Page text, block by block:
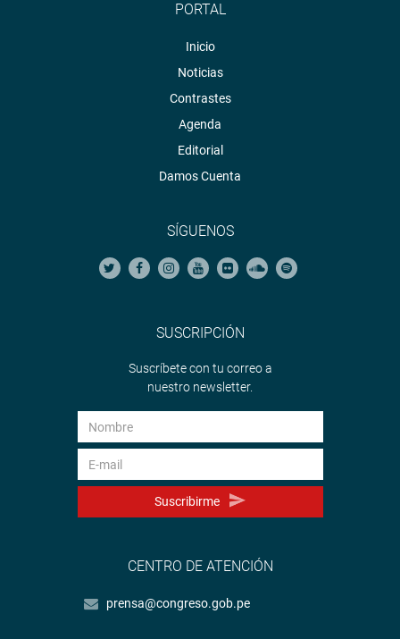
PORTAL
Inicio
Noticias
Contrastes
Agenda
Editorial
Damos Cuenta
SÍGUENOS
SUSCRIPCIÓN
Suscríbete con tu correo a
nuestro newsletter.
Suscribirme
CENTRO DE ATENCIÓN
prensa@congreso.gob.pe